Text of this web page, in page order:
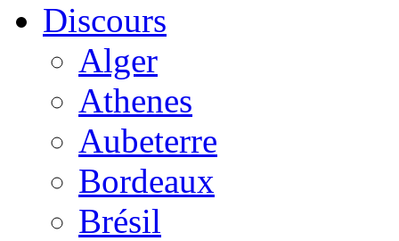
Discours
Alger
Athenes
Aubeterre
Bordeaux
Brésil